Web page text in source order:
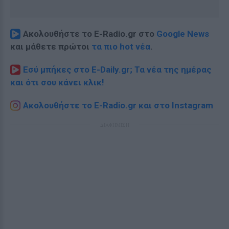
Ακολουθήστε το E-Radio.gr στο Google News
και μάθετε πρώτοι τα πιο hot νέα.
Εσύ μπήκες στο E-Daily.gr; Τα νέα της ημέρας
και ότι σου κάνει κλικ!
Ακολουθήστε το E-Radio.gr και στο Instagram